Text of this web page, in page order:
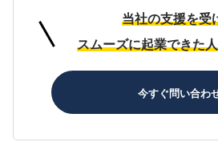
当社の支援を受
スムーズに起業できた
今すぐ問い合わ